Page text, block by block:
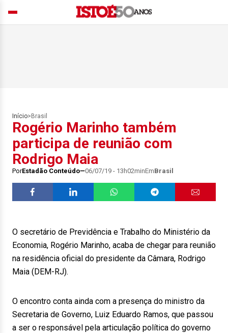
Início> Brasil
Rogério Marinho também
participa de reunião com
Rodrigo Maia
PorEstadão Conteúdo 06/07/19 - 13h02minEmBrasil
O secretário de Previdência e Trabalho do Ministério da
Economia, Rogério Marinho, acaba de chegar para reunião
na residência oficial do presidente da Câmara, Rodrigo
Maia (DEM-RJ).
O encontro conta ainda com a presença do ministro da
Secretaria de Governo, Luiz Eduardo Ramos, que passou
a ser o responsável pela articulação política do governo